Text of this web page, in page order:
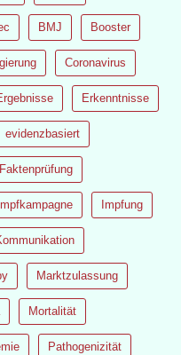
BMJ Booster
Coronavirus
Erkenntnisse
evidenzbasiert
Faktenprüfung
Impfkampagne Impfung
Marktzulassung
Mortalität
Pathogenizität